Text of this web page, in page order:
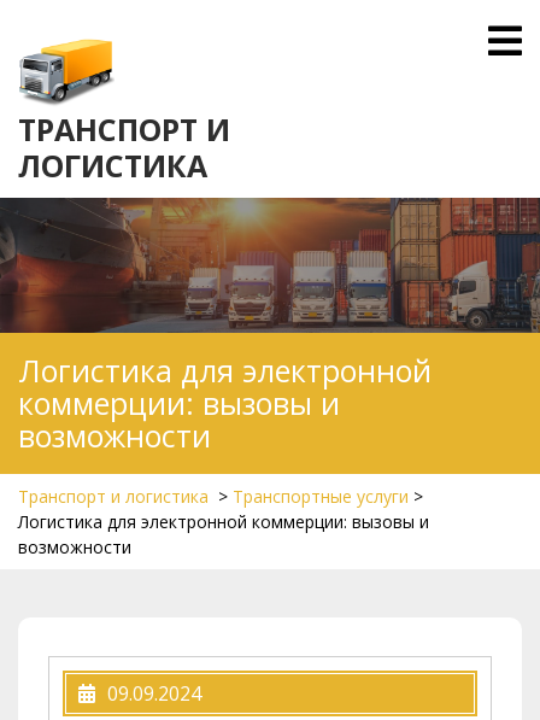
content
ТРАНСПОРТ И
ЛОГИСТИКА
Логистика для электронной
коммерции: вызовы и
возможности
Транспорт и логистика > Транспортные услуги >
Логистика для электронной коммерции: вызовы и
возможности
09.09.2024